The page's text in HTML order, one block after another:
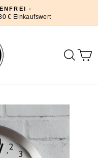
-
€ Einkaufswert